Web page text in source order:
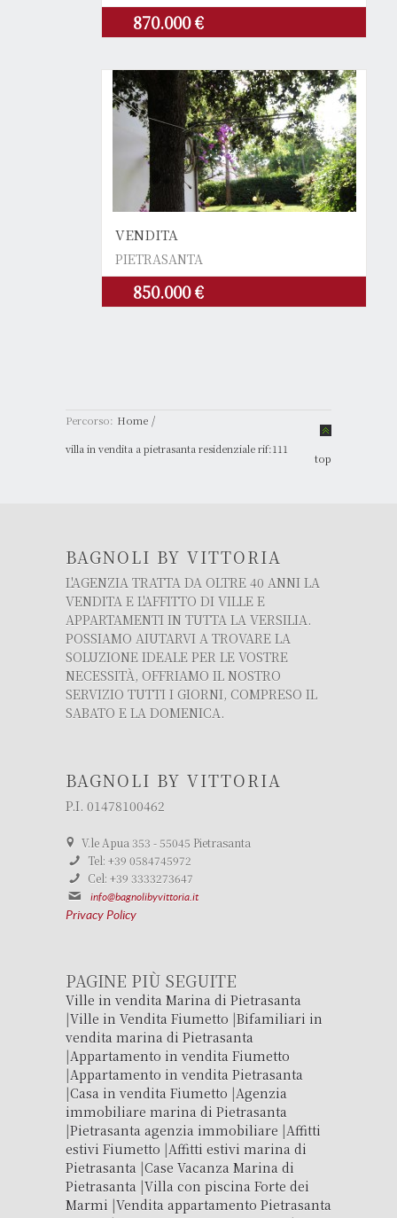
870.000 €
VENDITA
PIETRASANTA
850.000 €
Percorso: Home /
villa in vendita a pietrasanta residenziale rif:111
top
BAGNOLI BY VITTORIA
L'AGENZIA TRATTA DA OLTRE 40 ANNI LA
VENDITA E L'AFFITTO DI VILLE E
APPARTAMENTI IN TUTTA LA VERSILIA.
POSSIAMO AIUTARVI A TROVARE LA
SOLUZIONE IDEALE PER LE VOSTRE
NECESSITÀ, OFFRIAMO IL NOSTRO
SERVIZIO TUTTI I GIORNI, COMPRESO IL
SABATO E LA DOMENICA.
BAGNOLI BY VITTORIA
P.I. 01478100462
V.le Apua 353 - 55045 Pietrasanta
Tel: +39 0584745972
Cel: +39 3333273647
info@bagnolibyvittoria.it
Privacy Policy
PAGINE PIÙ SEGUITE
Ville in vendita Marina di Pietrasanta
|Ville in Vendita Fiumetto |Bifamiliari in
vendita marina di Pietrasanta
|Appartamento in vendita Fiumetto
|Appartamento in vendita Pietrasanta
|Casa in vendita Fiumetto |Agenzia
immobiliare marina di Pietrasanta
|Pietrasanta agenzia immobiliare |Affitti
estivi Fiumetto |Affitti estivi marina di
Pietrasanta |Case Vacanza Marina di
Pietrasanta |Villa con piscina Forte dei
Marmi |Vendita appartamento Pietrasanta